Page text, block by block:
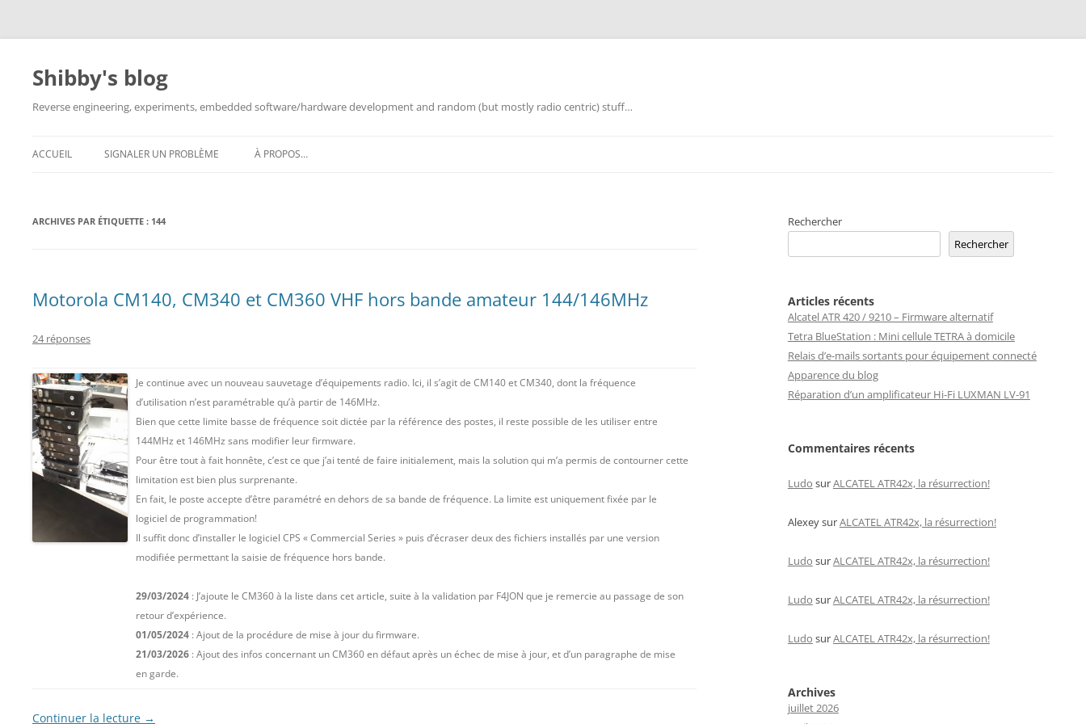
Aller
contenu
Shibby's blog
Reverse engineering, experiments, embedded software/hardware development and random (but mostly radio centric) stuff…
ACCUEIL SIGNALER UN PROBLÈME À PROPOS…
ARCHIVES PAR ÉTIQUETTE : 144
Motorola CM140, CM340 et CM360 VHF hors bande amateur 144/146MHz
24 réponses
Je continue avec un nouveau sauvetage d’équipements radio. Ici, il s’agit de CM140 et CM340, dont la fréquence
d’utilisation n’est paramétrable qu’à partir de 146MHz.
Bien que cette limite basse de fréquence soit dictée par la référence des postes, il reste possible de les utiliser entre
144MHz et 146MHz sans modifier leur firmware.
Pour être tout à fait honnête, c’est ce que j’ai tenté de faire initialement, mais la solution qui m’a permis de contourner cette
limitation est bien plus surprenante.
En fait, le poste accepte d’être paramétré en dehors de sa bande de fréquence. La limite est uniquement fixée par le
logiciel de programmation!
Il suffit donc d’installer le logiciel CPS « Commercial Series » puis d’écraser deux des fichiers installés par une version
modifiée permettant la saisie de fréquence hors bande.
29/03/2024 : J’ajoute le CM360 à la liste dans cet article, suite à la validation par F4JON que je remercie au passage de son
retour d’expérience.
01/05/2024 : Ajout de la procédure de mise à jour du firmware.
21/03/2026 : Ajout des infos concernant un CM360 en défaut après un échec de mise à jour, et d’un paragraphe de mise
en garde.
Continuer la lecture →
Rechercher
Rechercher
Articles récents
Alcatel ATR 420 / 9210 – Firmware alternatif
Tetra BlueStation : Mini cellule TETRA à domicile
Relais d’e-mails sortants pour équipement connecté
Apparence du blog
Réparation d’un amplificateur Hi-Fi LUXMAN LV-91
Commentaires récents
Ludo surALCATEL ATR42x, la résurrection!
AlexeysurALCATEL ATR42x, la résurrection!
Ludo surALCATEL ATR42x, la résurrection!
Ludo surALCATEL ATR42x, la résurrection!
Ludo surALCATEL ATR42x, la résurrection!
Archives
juillet 2026